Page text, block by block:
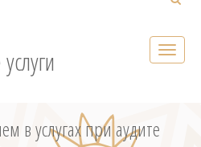
в услугах при аудите